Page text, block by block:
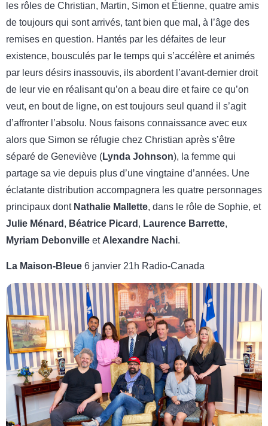
les rôles de Christian, Martin, Simon et Étienne, quatre amis
de toujours qui sont arrivés, tant bien que mal, à l’âge des
remises en question. Hantés par les défaites de leur
existence, bousculés par le temps qui s’accélère et animés
par leurs désirs inassouvis, ils abordent l’avant-dernier droit
de leur vie en réalisant qu’on a beau dire et faire ce qu’on
veut, en bout de ligne, on est toujours seul quand il s’agit
d’affronter l’absolu. Nous faisons connaissance avec eux
alors que Simon se réfugie chez Christian après s’être
séparé de Geneviève (Lynda Johnson), la femme qui
partage sa vie depuis plus d’une vingtaine d’années. Une
éclatante distribution accompagnera les quatre personnages
principaux dont Nathalie Mallette, dans le rôle de Sophie, et
Julie Ménard , Béatrice Picard , Laurence Barrette,
Myriam Debonville et Alexandre Nachi.
La Maison-Bleue 6 janvier 21h Radio-Canada